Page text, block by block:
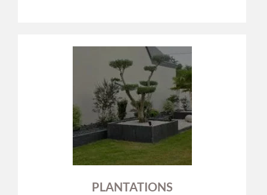
PLANTATIONS